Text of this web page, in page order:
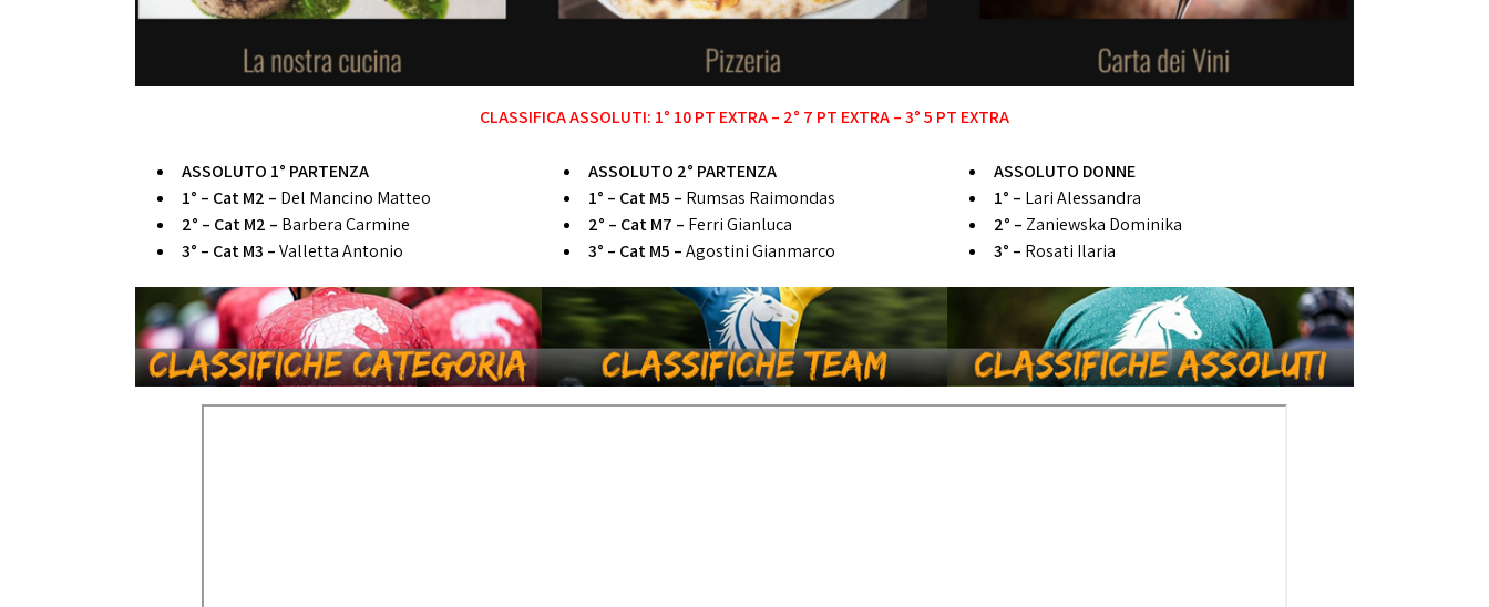
CLASSIFICA ASSOLUTI: 1° 10 PT EXTRA – 2° 7 PT EXTRA – 3° 5 PT EXTRA
ASSOLUTO 1° PARTENZA
1° – Cat M2 – Del Mancino Matteo
2° – Cat M2 – Barbera Carmine
3° – Cat M3 –Valletta Antonio
ASSOLUTO 2° PARTENZA
1° – Cat M5 – Rumsas Raimondas
2° – Cat M7 – Ferri Gianluca
3° – Cat M5 –Agostini Gianmarco
ASSOLUTO DONNE
1° – Lari Alessandra
2° – Zaniewska Dominika
3° – Rosati Ilaria